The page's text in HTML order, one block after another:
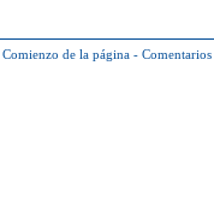
Comienzo de la página - Comentarios